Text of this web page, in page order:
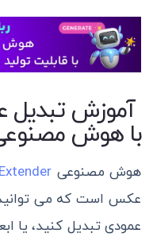
آموزش
با هوش
هوش مصنوعی
عکس است که می
عمودی تبدیل کنید، یا